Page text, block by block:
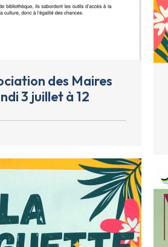
des Maires
3 juillet à 12